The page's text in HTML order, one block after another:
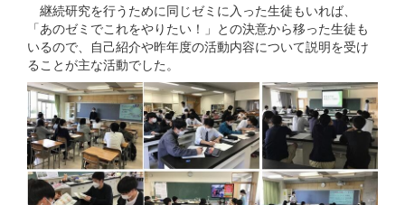
継続研究を行うために同じゼミに入った生徒もいれば、
「あのゼミでこれをやりたい！」との決意から移った生徒も
いるので、自己紹介や昨年度の活動内容について説明を受け
ることが主な活動でした。